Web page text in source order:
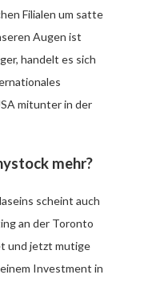
Filialen um satte
Augen ist
handelt es sich
mitunter in der
mehr?
scheint auch
an der Toronto
und jetzt mutige
Investment in